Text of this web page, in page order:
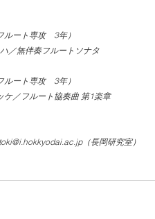
ート専攻　3年）
／無伴奏フルートソナタ
ート専攻　3年）
／フルート協奏曲 第1楽章
（長岡研究室）